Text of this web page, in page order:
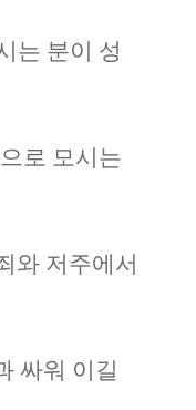
는 분이 성
로 모시는
와 저주에서
싸워 이길